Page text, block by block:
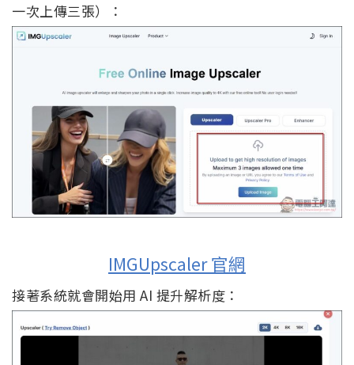
一次上傳三張）：
IMGUpscaler 官網
接著系統就會開始用 AI 提升解析度：